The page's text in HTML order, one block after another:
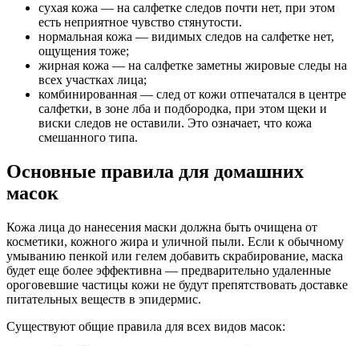
сухая кожа — на салфетке следов почти нет, при этом
есть неприятное чувство стянутости.
нормальная кожа — видимых следов на салфетке нет,
ощущения тоже;
жирная кожа — на салфетке заметны жировые следы на
всех участках лица;
комбинированная — след от кожи отпечатался в центре
салфетки, в зоне лба и подбородка, при этом щеки и
виски следов не оставили. Это означает, что кожа
смешанного типа.
Основные правила для домашних
масок
Кожа лица до нанесения маски должна быть очищена от
косметики, кожного жира и уличной пыли. Если к обычному
умыванию пенкой или гелем добавить скрабирование, маска
будет еще более эффективна — предварительно удаленные
ороговевшие частицы кожи не будут препятствовать доставке
питательных веществ в эпидермис.
Существуют общие правила для всех видов масок: